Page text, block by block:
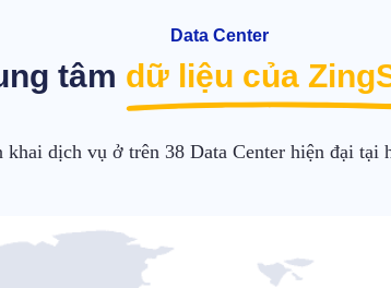
Data Center
tâm dữ liệu của
khai dịch vụ ở trên 38 Data Center hiện đại tại